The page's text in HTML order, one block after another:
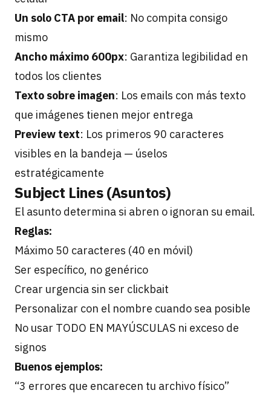
Un solo CTA por email: No compita consigo
mismo
Ancho máximo 600px: Garantiza legibilidad en
todos los clientes
Texto sobre imagen: Los emails con más texto
que imágenes tienen mejor entrega
Preview text: Los primeros 90 caracteres
visibles en la bandeja — úselos
estratégicamente
Subject Lines (Asuntos)
El asunto determina si abren o ignoran su email.
Reglas:
Máximo 50 caracteres (40 en móvil)
Ser específico, no genérico
Crear urgencia sin ser clickbait
Personalizar con el nombre cuando sea posible
No usar TODO EN MAYÚSCULAS ni exceso de
signos
Buenos ejemplos:
“3 errores que encarecen tu archivo físico”